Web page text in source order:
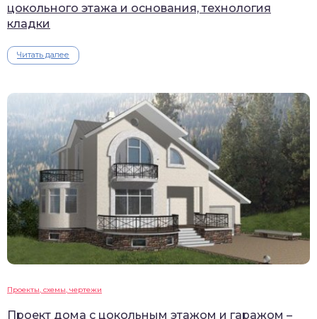
цокольного этажа и основания, технология
кладки
Читать далее
Проекты, схемы, чертежи
Проект дома с цокольным этажом и гаражом –